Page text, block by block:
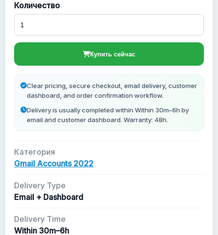
Количество
Купить сейчас
Clear pricing, secure checkout, email delivery, customer
dashboard, and order confirmation workflow.
Delivery is usually completed within Within 30m–6h by
email and customer dashboard. Warranty: 48h.
Категория
Gmail Accounts 2022
Delivery Type
Email + Dashboard
Delivery Time
Within 30m–6h